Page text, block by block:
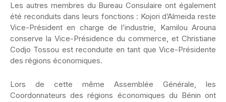
Les autres membres du Bureau Consulaire ont également
été reconduits dans leurs fonctions : Kojori d’Almeida reste
Vice-Président en charge de l’industrie, Kamilou Arouna
conserve la Vice-Présidence du commerce, et Christiane
Codjo Tossou est reconduite en tant que Vice-Présidente
des régions économiques.
Lors de cette même Assemblée Générale, les
Coordonnateurs des régions économiques du Bénin ont